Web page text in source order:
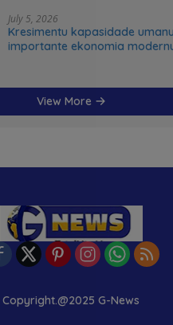
July 5, 2026
Kresimentu kapasidade umanu
importante ekonomia
View More
Copyright.@2025 G-News